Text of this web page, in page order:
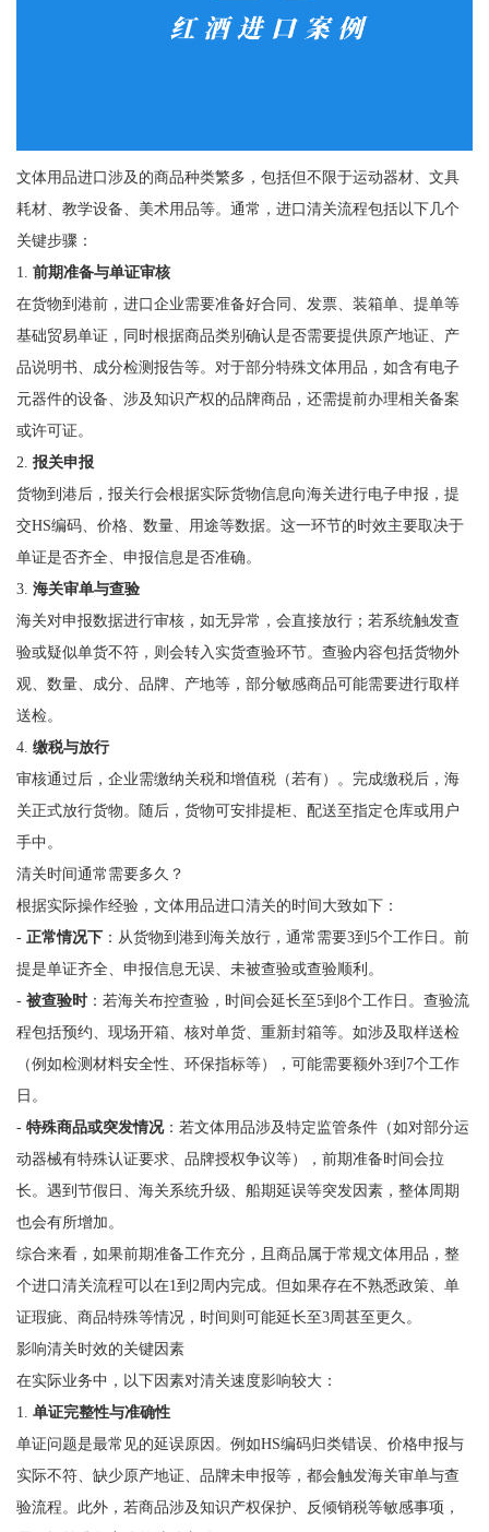
文体用品进口涉及的商品种类繁多，包括但不限于运动器材、文具
耗材、教学设备、美术用品等。通常，进口清关流程包括以下几个
关键步骤：
1. 前期准备与单证审核
在货物到港前，进口企业需要准备好合同、发票、装箱单、提单等
基础贸易单证，同时根据商品类别确认是否需要提供原产地证、产
品说明书、成分检测报告等。对于部分特殊文体用品，如含有电子
元器件的设备、涉及知识产权的品牌商品，还需提前办理相关备案
或许可证。
2. 报关申报
货物到港后，报关行会根据实际货物信息向海关进行电子申报，提
交HS编码、价格、数量、用途等数据。这一环节的时效主要取决于
单证是否齐全、申报信息是否准确。
3. 海关审单与查验
海关对申报数据进行审核，如无异常，会直接放行；若系统触发查
验或疑似单货不符，则会转入实货查验环节。查验内容包括货物外
观、数量、成分、品牌、产地等，部分敏感商品可能需要进行取样
送检。
4. 缴税与放行
审核通过后，企业需缴纳关税和增值税（若有）。完成缴税后，海
关正式放行货物。随后，货物可安排提柜、配送至指定仓库或用户
手中。
清关时间通常需要多久？
根据实际操作经验，文体用品进口清关的时间大致如下：
- 正常情况下：从货物到港到海关放行，通常需要3到5个工作日。前
提是单证齐全、申报信息无误、未被查验或查验顺利。
- 被查验时：若海关布控查验，时间会延长至5到8个工作日。查验流
程包括预约、现场开箱、核对单货、重新封箱等。如涉及取样送检
（例如检测材料安全性、环保指标等），可能需要额外3到7个工作
日。
- 特殊商品或突发情况：若文体用品涉及特定监管条件（如对部分运
动器械有特殊认证要求、品牌授权争议等），前期准备时间会拉
长。遇到节假日、海关系统升级、船期延误等突发因素，整体周期
也会有所增加。
综合来看，如果前期准备工作充分，且商品属于常规文体用品，整
个进口清关流程可以在1到2周内完成。但如果存在不熟悉政策、单
证瑕疵、商品特殊等情况，时间则可能延长至3周甚至更久。
影响清关时效的关键因素
在实际业务中，以下因素对清关速度影响较大：
1. 单证完整性与准确性
单证问题是最常见的延误原因。例如HS编码归类错误、价格申报与
实际不符、缺少原产地证、品牌未申报等，都会触发海关审单与查
验流程。此外，若商品涉及知识产权保护、反倾销税等敏感事项，